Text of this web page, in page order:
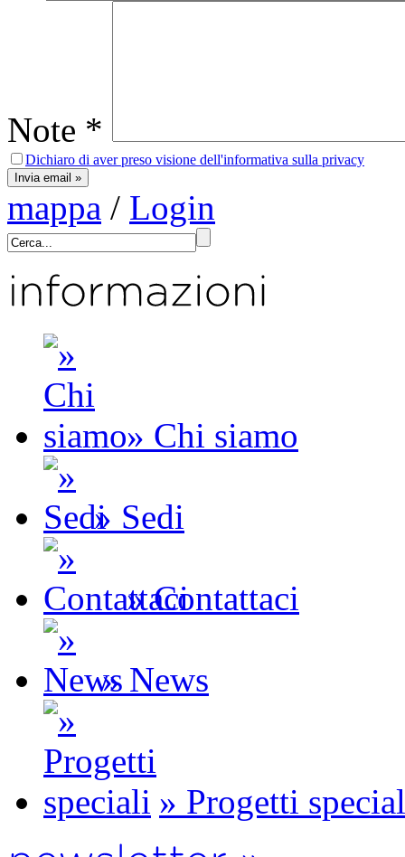
Note *
Dichiaro di aver preso visione dell'informativa sulla privacy
mappa / Login
» Chi siamo
» Sedi
» Contattaci
» News
» Progetti